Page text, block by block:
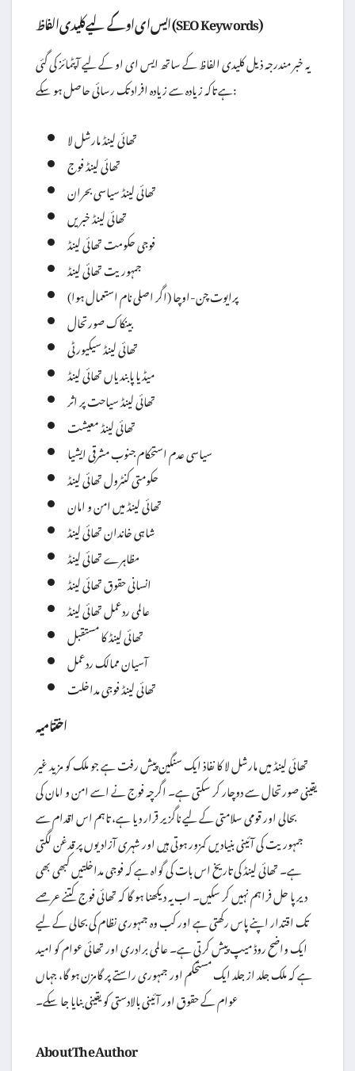
ایس ای او کے لیے کلیدی الفاظ (SEO Keywords)
یہ خبر مندرجہ ذیل کلیدی الفاظ کے ساتھ ایس ای او کے لیے آپٹمائز کی گئی
ہے تاکہ زیادہ سے زیادہ افراد تک رسائی حاصل ہو سکے:
تھائی لینڈ مارشل لا
تھائی لینڈ فوج
تھائی لینڈ سیاسی بحران
تھائی لینڈ خبریں
فوجی حکومت تھائی لینڈ
جمہوریت تھائی لینڈ
پرایوت چن-اوچا (اگر اصلی نام استعمال ہوا)
بینکاک صورتحال
تھائی لینڈ سیکیورٹی
میڈیا پابندیاں تھائی لینڈ
تھائی لینڈ سیاحت پر اثر
تھائی لینڈ معیشت
سیاسی عدم استحکام جنوب مشرقی ایشیا
حکومتی کنٹرول تھائی لینڈ
تھائی لینڈ میں امن و امان
شاہی خاندان تھائی لینڈ
مظاہرے تھائی لینڈ
انسانی حقوق تھائی لینڈ
عالمی ردعمل تھائی لینڈ
تھائی لینڈ کا مستقبل
آسیان ممالک ردعمل
تھائی لینڈ فوجی مداخلت
اختتامیہ
تھائی لینڈ میں مارشل لا کا نفاذ ایک سنگین پیش رفت ہے جو ملک کو مزید غیر
یقینی صورتحال سے دوچار کر سکتی ہے۔ اگرچہ فوج نے اسے امن و امان کی
بحالی اور قومی سلامتی کے لیے ناگزیر قرار دیا ہے، تاہم اس اقدام سے
جمہوریت کی آئینی بنیادیں کمزور ہوتی ہیں اور شہری آزادیوں پر قدغن لگتی
ہے۔ تھائی لینڈ کی تاریخ اس بات کی گواہ ہے کہ فوجی مداخلتیں کبھی بھی
دیرپا حل فراہم نہیں کر سکیں۔ اب یہ دیکھنا ہو گا کہ تھائی فوج کتنے عرصے
تک اقتدار اپنے پاس رکھتی ہے اور کب وہ جمہوری نظام کی بحالی کے لیے
ایک واضح روڈ میپ پیش کرتی ہے۔ عالمی برادری اور تھائی عوام کو امید
ہے کہ ملک جلد از جلد ایک مستحکم اور جمہوری راستے پر گامزن ہو گا، جہاں
عوام کے حقوق اور آئینی بالادستی کو یقینی بنایا جا سکے۔
About The Author